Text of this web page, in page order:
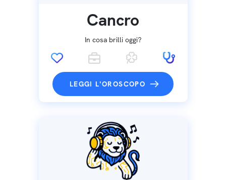
Cancro
In cosa brilli oggi?
LEGGI L'OROSCOPO